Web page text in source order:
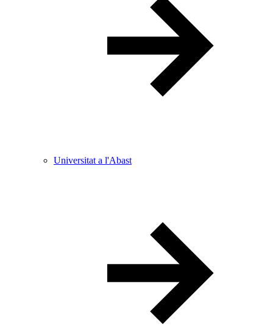
Universitat a l'Abast